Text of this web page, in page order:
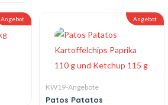
Angebot Angebot
KW19-Angebote
Patos Patatos